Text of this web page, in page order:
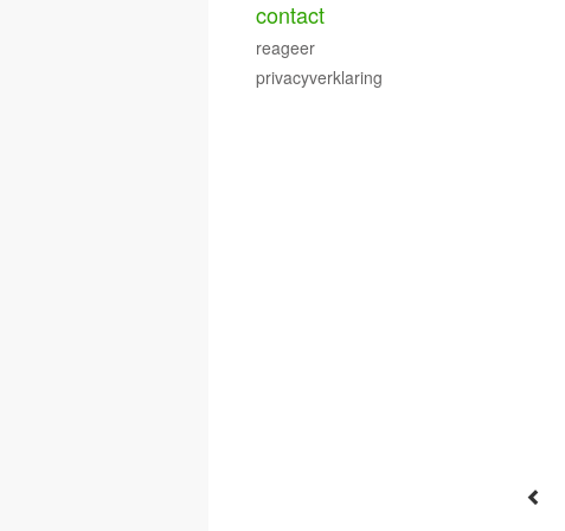
contact
reageer
privacyverklaring